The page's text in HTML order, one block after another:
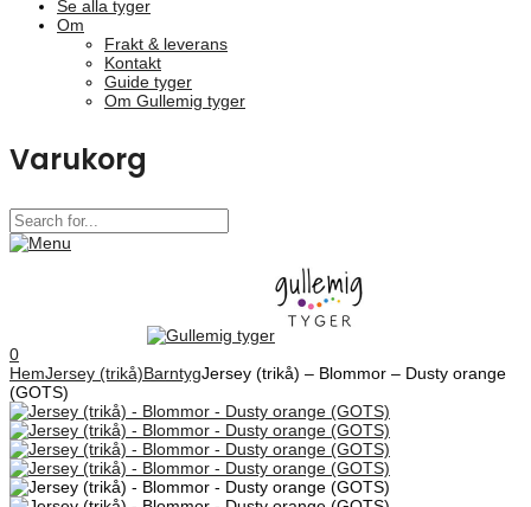
Se alla tyger
Om
Frakt & leverans
Kontakt
Guide tyger
Om Gullemig tyger
Varukorg
0
HemJersey (trikå)BarntygJersey (trikå) – Blommor – Dusty orange
(GOTS)